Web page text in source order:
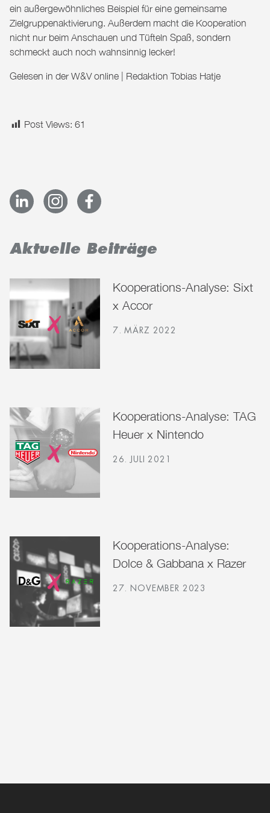
ein außergewöhnliches Beispiel für eine gemeinsame
Zielgruppenaktivierung. Außerdem macht die Kooperation
nicht nur beim Anschauen und Tüfteln Spaß, sondern
schmeckt auch noch wahnsinnig lecker!
Gelesen in der W&V online | Redaktion Tobias Hatje
Post Views: 61
Aktuelle Beiträge
Kooperations-Analyse: Sixt
x Accor
7. MÄRZ 2022
Kooperations-Analyse: TAG
Heuer x Nintendo
26. JULI 2021
Kooperations-Analyse:
Dolce & Gabbana x Razer
27. NOVEMBER 2023